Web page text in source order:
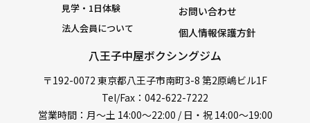
八王子中屋ボクシングジム
〒192-0072 東京都八王子市南町3-8 第2原嶋ビル1F
Tel/Fax：042-622-7222
営業時間：月〜土 14:00〜22:00 / 日・祝 14:00〜19:00
見学・1日体験
法人会員について
お問い合わせ
個人情報保護方針